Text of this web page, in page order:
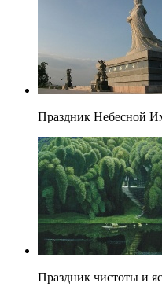
Праздник Небесной
Праздник чистоты и